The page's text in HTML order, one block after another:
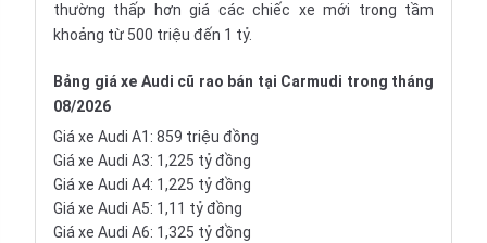
thường thấp hơn giá các chiếc xe mới trong tầm
khoảng từ 500 triệu đến 1 tỷ.
Bảng giá xe Audi cũ rao bán tại Carmudi trong tháng
08/2026
Giá xe Audi A1 : 859 triệu đồng
Giá xe Audi A3: 1,225 tỷ đồng
Giá xe Audi A4: 1,225 tỷ đồng
Giá xe Audi A5: 1,11 tỷ đồng
Giá xe Audi A6: 1,325 tỷ đồng